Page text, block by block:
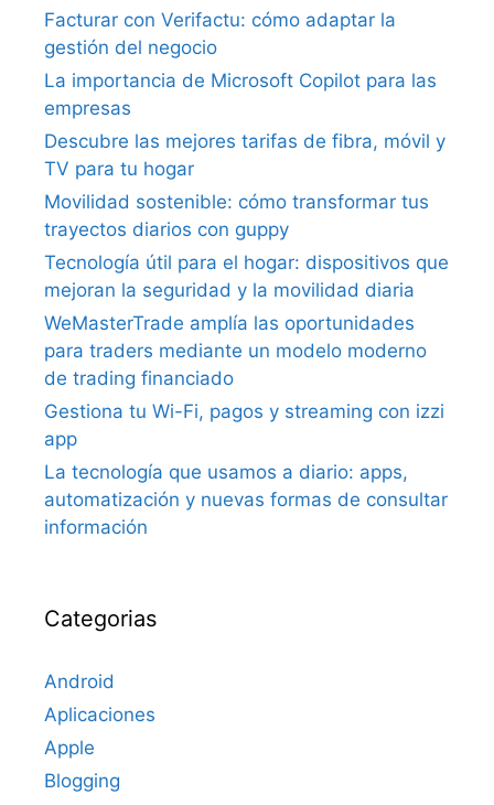
Facturar con Verifactu: cómo adaptar la
gestión del negocio
La importancia de Microsoft Copilot para las
empresas
Descubre las mejores tarifas de fibra, móvil y
TV para tu hogar
Movilidad sostenible: cómo transformar tus
trayectos diarios con guppy
Tecnología útil para el hogar: dispositivos que
mejoran la seguridad y la movilidad diaria
WeMasterTrade amplía las oportunidades
para traders mediante un modelo moderno
de trading financiado
Gestiona tu Wi-Fi, pagos y streaming con izzi
app
La tecnología que usamos a diario: apps,
automatización y nuevas formas de consultar
información
Categorias
Android
Aplicaciones
Apple
Blogging